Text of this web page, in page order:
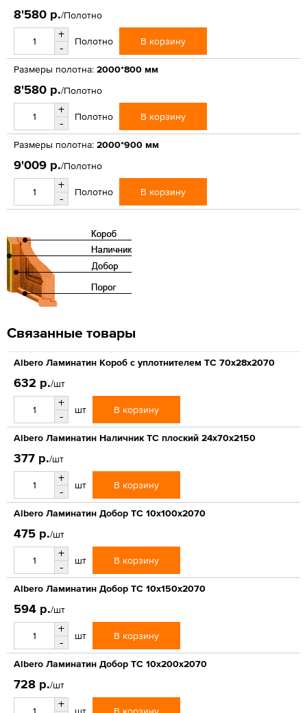
8'580 р./Полотно
+
-
Полотно В корзину
Размеры полотна: 2000*800 мм
8'580 р./Полотно
+
-
Полотно В корзину
Размеры полотна: 2000*900 мм
9'009 р./Полотно
+
-
Полотно В корзину
Связанные товары
Albero Ламинатин Короб с уплотнителем ТС 70х28х2070
632 р./шт
+
-
шт В корзину
Albero Ламинатин Наличник ТС плоский 24х70х2150
377 р./шт
+
-
шт В корзину
Albero Ламинатин Добор ТС 10х100х2070
475 р./шт
+
-
шт В корзину
Albero Ламинатин Добор ТС 10х150х2070
594 р./шт
+
-
шт В корзину
Albero Ламинатин Добор ТС 10х200х2070
728 р./шт
+
В корзину